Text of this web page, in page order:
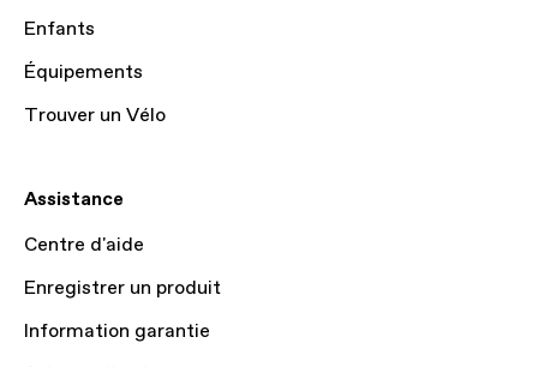
Enfants
Équipements
Trouver un Vélo
Assistance
Centre d'aide
Enregistrer un produit
Information garantie